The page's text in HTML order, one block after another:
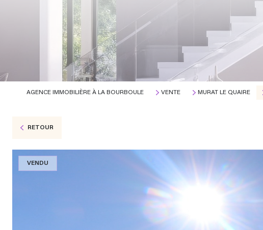
AGENCE IMMOBILIÈRE À LA BOURBOULE VENTE MURAT LE QUAIRE
RETOUR
VENDU